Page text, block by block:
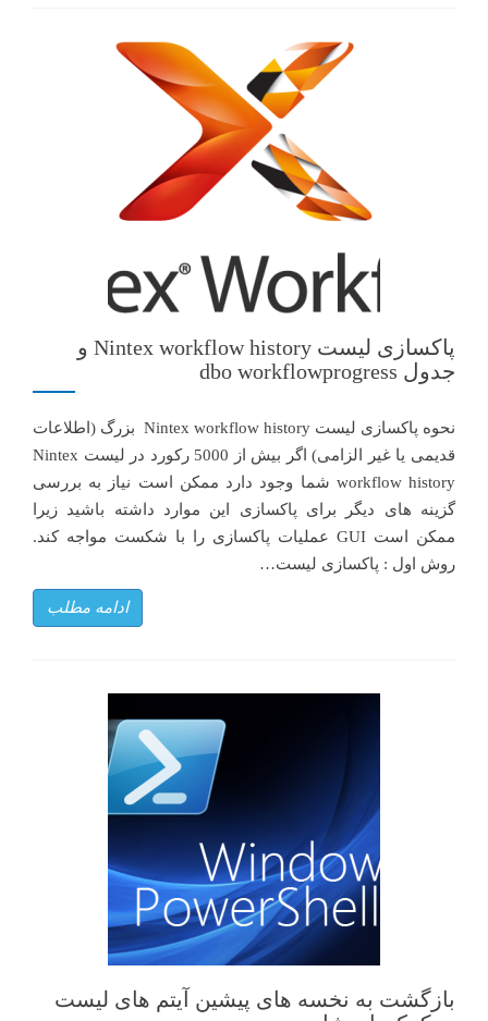
پاکسازی لیست Nintex workflow history و
جدول dbo workflowprogress
نحوه پاکسازی لیست Nintex workflow history بزرگ (اطلاعات
قدیمی یا غیر الزامی) اگر بیش از 5000 رکورد در لیست Nintex
workflow history شما وجود دارد ممکن است نیاز به بررسی
گزینه های دیگر برای پاکسازی این موارد داشته باشید زیرا
ممکن است GUI عملیات پاکسازی را با شکست مواجه کند.
روش اول : پاکسازی لیست…
ادامه مطلب
بازگشت به نخسه های پیشین آیتم های لیست